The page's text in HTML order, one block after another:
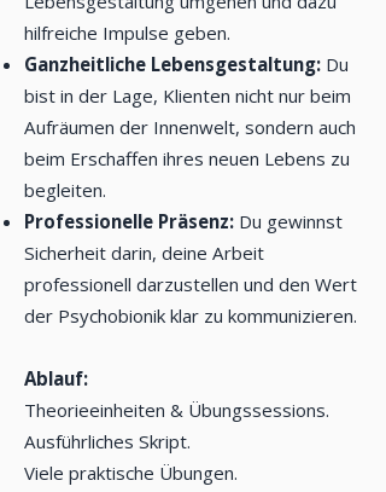
hilfreiche Impulse geben.
Ganzheitliche Lebensgestaltung: Du
bist in der Lage, Klienten nicht nur beim
Aufräumen der Innenwelt, sondern auch
beim Erschaffen ihres neuen Lebens zu
begleiten.
Professionelle Präsenz: Du gewinnst
Sicherheit darin, deine Arbeit
professionell darzustellen und den Wert
der Psychobionik klar zu kommunizieren.
Ablauf:
Theorieeinheiten & Übungssessions.
Ausführliches Skript.
Viele praktische Übungen.